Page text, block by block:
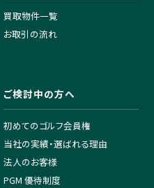
買取物件一覧
お取引の流れ
ご検討中の方へ
初めてのゴルフ会員権
当社の実績・選ばれる理由
法人のお客様
PGM 優待制度